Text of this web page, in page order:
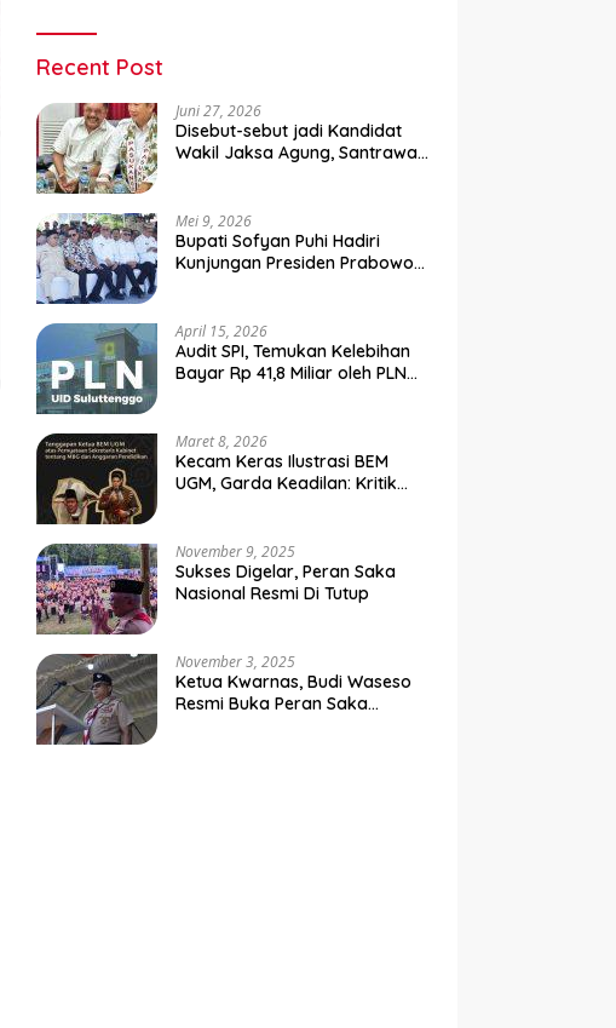
Recent Post
Juni 27, 2026
Disebut-sebut jadi Kandidat
Wakil Jaksa Agung, Santrawan
Mei 9, 2026
Bupati Sofyan Puhi Hadiri
Kunjungan Presiden Prabowo
April 15, 2026
Audit SPI, Temukan Kelebihan
Bayar Rp 41,8 Miliar oleh PLN
Maret 8, 2026
Kecam Keras Ilustrasi BEM
UGM, Garda Keadilan: Kritik
Negara
November 9, 2025
Sukses Digelar, Peran Saka
Nasional Resmi Di Tutup
November 3, 2025
Ketua Kwarnas, Budi Waseso
Resmi Buka Peran Saka